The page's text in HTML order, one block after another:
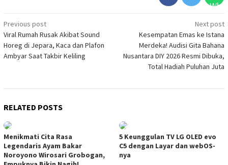
Post
navigation
Previous post
Viral Rumah Rusak Akibat Sound
Horeg di Jepara, Kaca dan Plafon
Ambyar Saat Takbir Keliling
Next post
Kesempatan Emas ke Istana
Merdeka! Audisi Gita Bahana
Nusantara DIY 2026 Resmi Dibuka,
Total Hadiah Puluhan Juta
RELATED POSTS
Menikmati Cita Rasa
Legendaris Ayam Bakar
Noroyono Wirosari Grobogan,
5 Keunggulan TV LG OLED evo
C5 dengan Layar dan webOS-
nya